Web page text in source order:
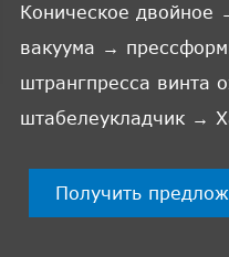
Коническое двойное
вакуума →
штрангпресса винта
штабелеукладчик →
Получить